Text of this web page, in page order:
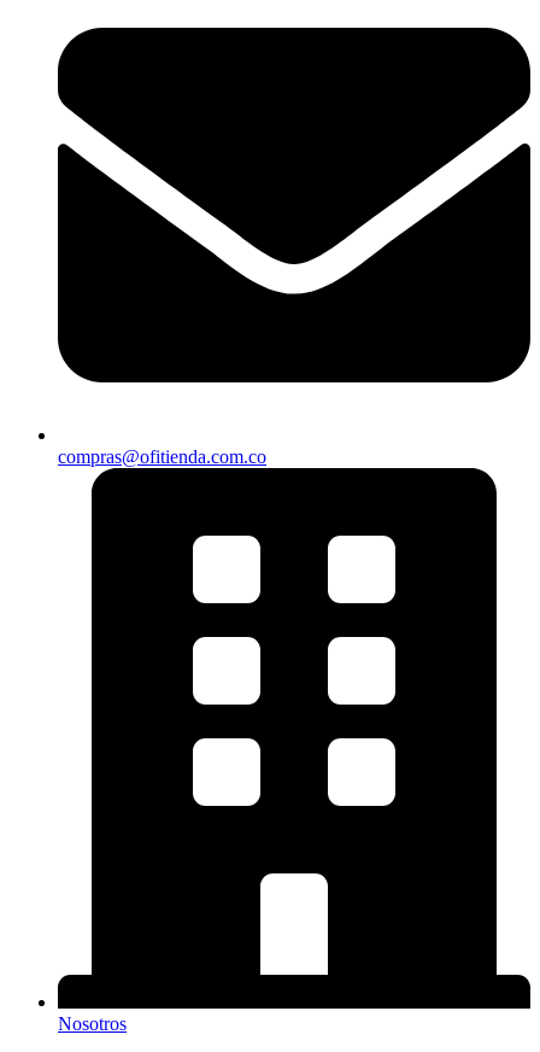
compras@ofitienda.com.co
Nosotros